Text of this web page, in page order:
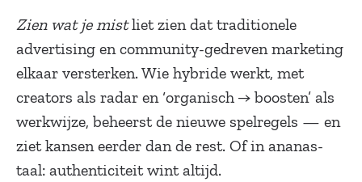
Zien wat je mistliet zien dat traditionele
advertising en community-gedreven marketing
elkaar versterken. Wie hybride werkt, met
creators als radar en ‘organisch → boosten’ als
werkwijze, beheerst de nieuwe spelregels — en
ziet kansen eerder dan de rest. Of in ananas-
taal: authenticiteit wint altijd.